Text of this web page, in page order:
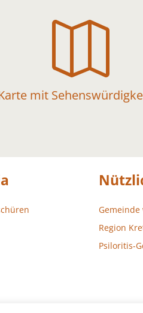

mit
Gemeinde
Region
Psiloritis-